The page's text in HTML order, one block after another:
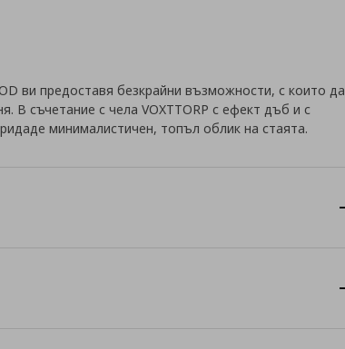
ви предоставя безкрайни възможности, с които да
В съчетание с чела VOXTTORP с ефект дъб и с
минималистичен, топъл облик на стаята.